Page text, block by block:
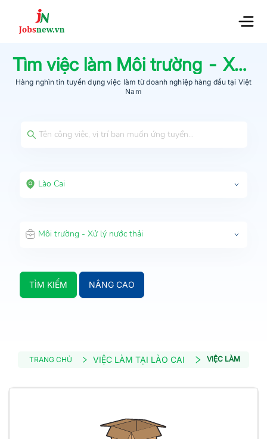
Tìm việc làm Môi trường - Xử lý nước thải
Hàng nghìn tin tuyển dụng việc làm từdoanh nghiệp hàng đầu tại Việt
Nam
Lào Cai
Môi trường - Xử lý nước thải
TÌM KIẾM NÂNG CAO
TRANG CHỦ VIỆC LÀM TẠI LÀO CAI VIỆC LÀM MÔI